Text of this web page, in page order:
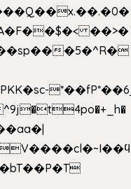
��>�
�5�^R�
^9j�t4po�+_h�